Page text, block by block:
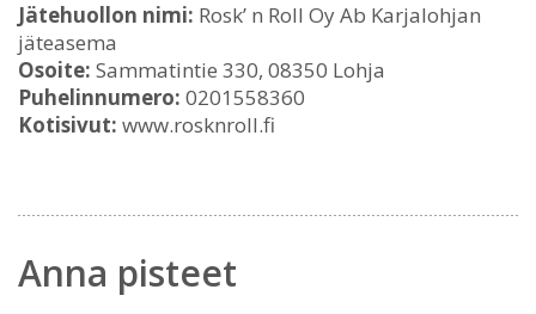
Jätehuollon nimi: Rosk’ n Roll Oy Ab Karjalohjan
jäteasema
Osoite: Sammatintie 330, 08350 Lohja
Puhelinnumero: 0201558360
Kotisivut: www.rosknroll.fi
Anna pisteet